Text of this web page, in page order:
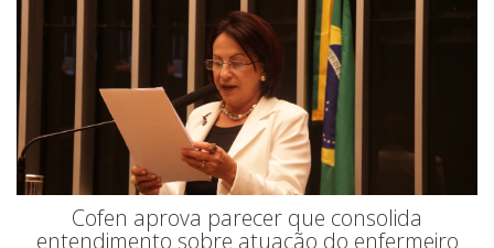
Cofen aprova parecer que consolida
entendimento sobre atuação do enfermeiro